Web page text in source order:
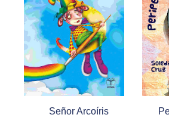
Señor Arcoíris